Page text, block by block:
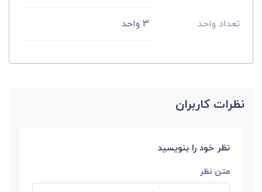
تعداد واحد 3 واحد
نظرات کاربران
نظر خود را بنویسید
متن نظر